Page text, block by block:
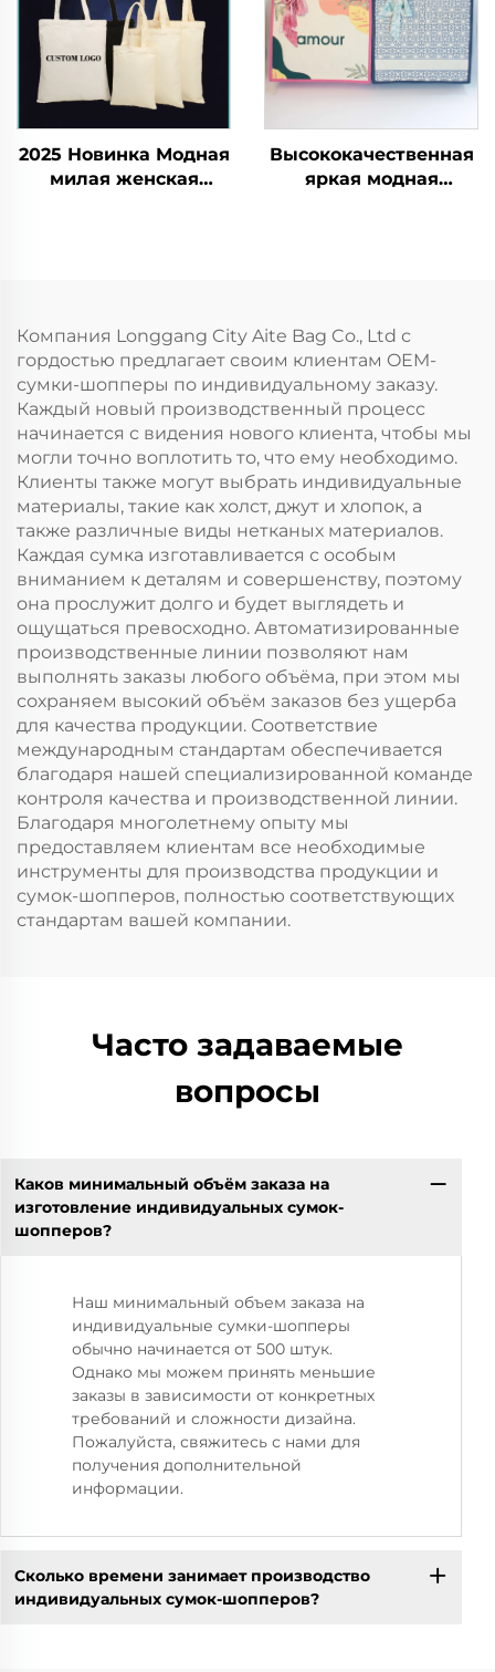
сумка-тоут
экосумка, косметички
с индивидуальным
логотипом, хлопковая
холщовая сумка с
2025 Новинка Модная
милая женская
принтом большая
вместительность
Высококачественная
яркая модная
холщовой ткани,
сумка-тоут с
возможностью
нанесения логотипа и
подарками
Компания Longgang City Aite Bag Co., Ltd с
гордостью предлагает своим клиентам OEM-
сумки-шопперы по индивидуальному заказу.
Каждый новый производственный процесс
начинается с видения нового клиента, чтобы мы
могли точно воплотить то, что ему необходимо.
Клиенты также могут выбрать индивидуальные
материалы, такие как холст, джут и хлопок, а
также различные виды нетканых материалов.
Каждая сумка изготавливается с особым
вниманием к деталям и совершенству, поэтому
она прослужит долго и будет выглядеть и
ощущаться превосходно. Автоматизированные
производственные линии позволяют нам
выполнять заказы любого объёма, при этом мы
сохраняем высокий объём заказов без ущерба
для качества продукции. Соответствие
международным стандартам обеспечивается
благодаря нашей специализированной команде
контроля качества и производственной линии.
Благодаря многолетнему опыту мы
предоставляем клиентам все необходимые
инструменты для производства продукции и
сумок-шопперов, полностью соответствующих
стандартам вашей компании.
Часто задаваемые
вопросы
Каков минимальный объём заказа на
изготовление индивидуальных сумок-
шопперов?
Наш минимальный объем заказа на
индивидуальные сумки-шопперы
обычно начинается от 500 штук.
Однако мы можем принять меньшие
заказы в зависимости от конкретных
требований и сложности дизайна.
Пожалуйста, свяжитесь с нами для
получения дополнительной
информации.
Сколько времени занимает производство
индивидуальных сумок-шопперов?